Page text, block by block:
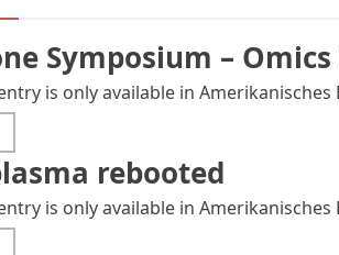
Symposium –
is only available in Amerikanisches
rebooted
is only available in Amerikanisches